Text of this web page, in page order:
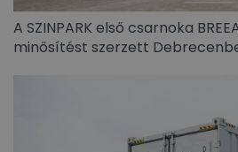
A SZINPARK első csarnoka
minősítést szerzett